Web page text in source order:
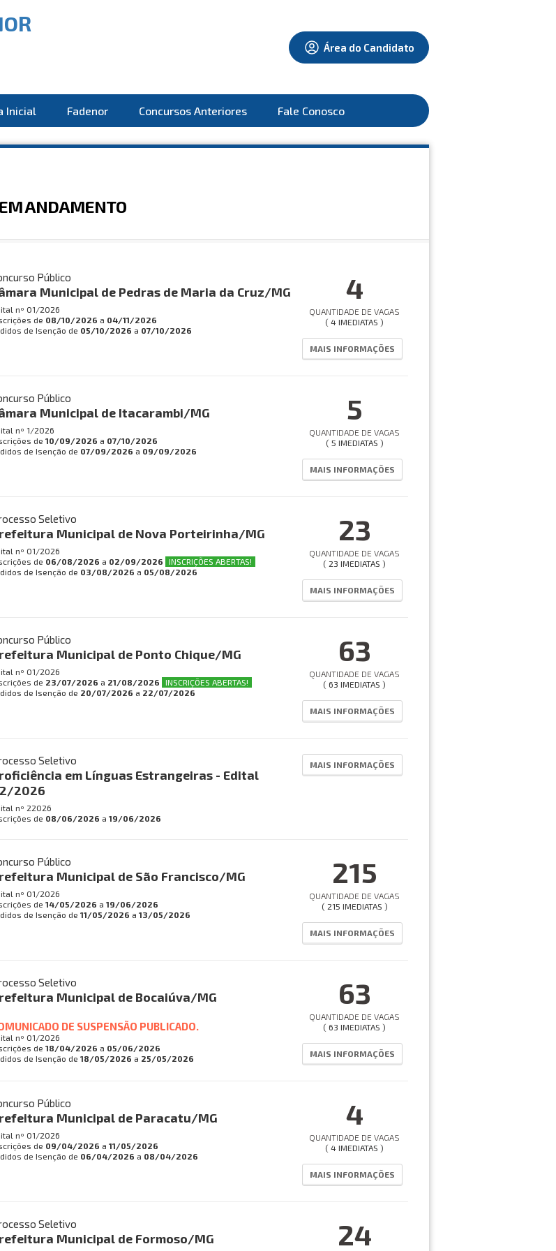
Área do Candidato
Inicial Fadenor Concursos Anteriores Fale Conosco
EM ANDAMENTO
Público
Municipal de Pedras de Maria da Cruz/MG
nº 01/2026
de 08/10/2026 a 04/11/2026
de Isenção de 05/10/2026 a 07/10/2026
4
QUANTIDADE DE VAGAS
( 4 IMEDIATAS )
MAIS INFORMAÇÕES
Público
Municipal de Itacarambi/MG
nº 1/2026
de 10/09/2026 a 07/10/2026
de Isenção de 07/09/2026 a 09/09/2026
5
QUANTIDADE DE VAGAS
( 5 IMEDIATAS )
MAIS INFORMAÇÕES
Seletivo
Municipal de Nova Porteirinha/MG
nº 01/2026
de 06/08/2026 a 02/09/2026
INSCRIÇÕES ABERTAS!
de Isenção de 03/08/2026 a 05/08/2026
23
QUANTIDADE DE VAGAS
( 23 IMEDIATAS )
MAIS INFORMAÇÕES
Público
Municipal de Ponto Chique/MG
nº 01/2026
de 23/07/2026 a 21/08/2026
INSCRIÇÕES ABERTAS!
de Isenção de 20/07/2026 a 22/07/2026
63
QUANTIDADE DE VAGAS
( 63 IMEDIATAS )
MAIS INFORMAÇÕES
Seletivo
em Línguas Estrangeiras - Edital
2026
nº 22026
de 08/06/2026 a 19/06/2026
MAIS INFORMAÇÕES
Público
Municipal de São Francisco/MG
nº 01/2026
de 14/05/2026 a 19/06/2026
de Isenção de 11/05/2026 a 13/05/2026
215
QUANTIDADE DE VAGAS
( 215 IMEDIATAS )
MAIS INFORMAÇÕES
Seletivo
Municipal de Bocaiúva/MG
DE SUSPENSÃO PUBLICADO.
nº 01/2026
de 18/04/2026 a 05/06/2026
de Isenção de 18/05/2026 a 25/05/2026
63
QUANTIDADE DE VAGAS
( 63 IMEDIATAS )
MAIS INFORMAÇÕES
Público
Municipal de Paracatu/MG
nº 01/2026
de 09/04/2026 a 11/05/2026
de Isenção de 06/04/2026 a 08/04/2026
4
QUANTIDADE DE VAGAS
( 4 IMEDIATAS )
MAIS INFORMAÇÕES
Seletivo
Municipal de Formoso/MG 24